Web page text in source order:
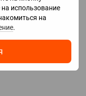
использование
на
.